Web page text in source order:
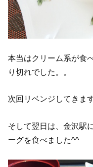
本当はクリーム系が食
り切れでした。。
次回リベンジしてきま
そして翌日は、金沢駅
ーグを食べました^^